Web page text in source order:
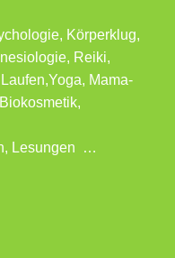
Körperklug,
Reiki,
Mama-
Lesungen …